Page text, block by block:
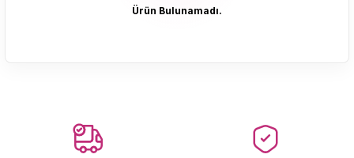
Ürün Bulunamadı.